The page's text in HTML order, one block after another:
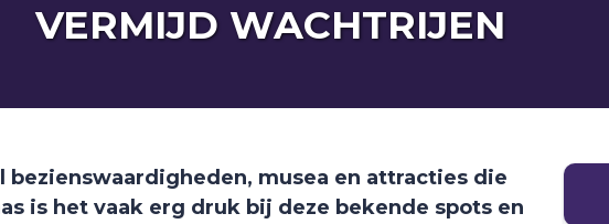
VERMIJD WACHTRIJEN
bezienswaardigheden, musea en attracties die
is het vaak erg druk bij deze bekende spots en